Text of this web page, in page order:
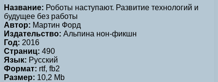
Название: Роботы наступают. Развитие технологий и
будущее без работы
Автор: Мартин Форд
Издательство: Альпина нон-фикшн
Год: 2016
Страниц: 490
Язык: Русский
Формат: rtf, fb2
Размер: 10,2 Mb